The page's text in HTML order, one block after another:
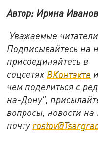
Автор: Ирина
Уважаемые
Подписывайтесь на
присоединяйтесь в
соцсетях ВКонтакте и
чем поделиться с
на-Дону",
вопросы, новости на
почту